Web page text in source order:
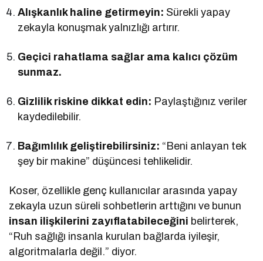
Alışkanlık haline getirmeyin: Sürekli yapay
zekayla konuşmak yalnızlığı artırır.
Geçici rahatlama sağlar ama kalıcı çözüm
sunmaz.
Gizlilik riskine dikkat edin: Paylaştığınız veriler
kaydedilebilir.
Bağımlılık geliştirebilirsiniz: “Beni anlayan tek
şey bir makine” düşüncesi tehlikelidir.
Koser, özellikle genç kullanıcılar arasında yapay
zekayla uzun süreli sohbetlerin arttığını ve bunun
insan ilişkilerini zayıflatabileceğini belirterek,
“Ruh sağlığı insanla kurulan bağlarda iyileşir,
algoritmalarla değil.” diyor.